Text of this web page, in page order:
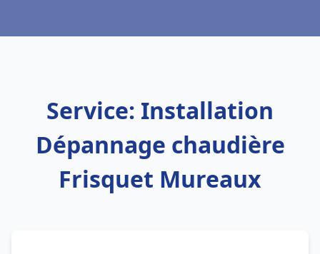
Service: Installation
Dépannage chaudière
Frisquet Mureaux